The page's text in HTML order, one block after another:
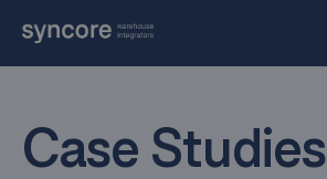
Case Studies